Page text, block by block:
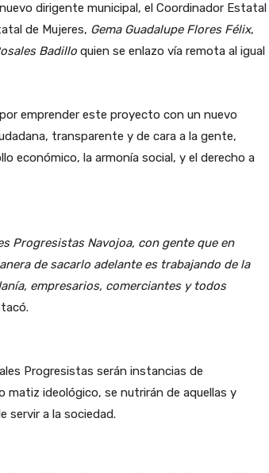
dirigente municipal, el Coordinador Estatal
de Mujeres, Gema Guadalupe Flores Félix,
Badillo quien se enlazo vía remota al igual
emprender este proyecto con un nuevo
transparente y de cara a la gente,
económico, la armonía social, y el derecho a
Progresistas Navojoa, con gente que en
de sacarlo adelante es trabajando de la
empresarios, comerciantes y todos
Progresistas serán instancias de
matiz ideológico, se nutrirán de aquellas y
servir a la sociedad.